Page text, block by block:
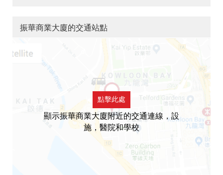
振華商業大廈的交通站點
點擊此處
顯示振華商業大廈附近的交通連線，設
施，醫院和學校